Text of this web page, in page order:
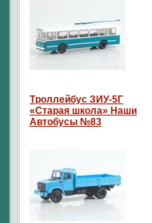
Троллейбус ЗИУ-5Г
«Старая школа» Наши
Автобусы №83